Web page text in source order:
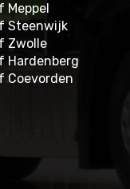
Steenwijk
Zwolle
Hardenberg
Coevorden